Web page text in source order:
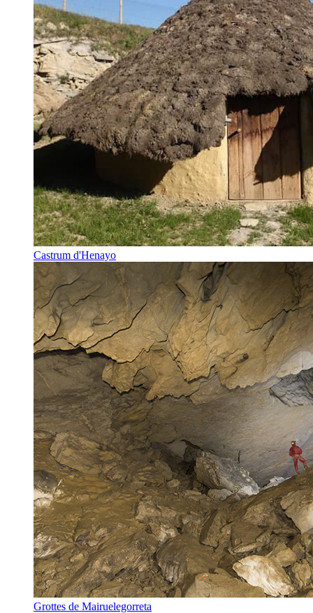
Castrum d'Henayo
Grottes de Mairuelegorreta